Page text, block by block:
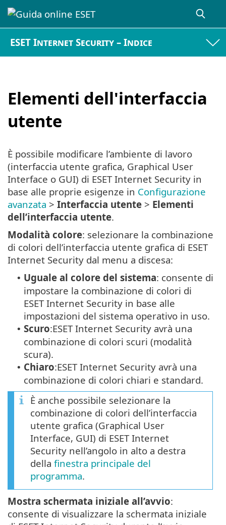
ESET Internet Security – Indice
Elementi dell'interfaccia
utente
È possibile modificare l’ambiente di lavoro
(interfaccia utente grafica, Graphical User
Interface o GUI) di ESET Internet Security in
base alle proprie esigenze in Configurazione
avanzata > Interfaccia utente > Elementi
dell’interfaccia utente.
Modalità colore: selezionare la combinazione
di colori dell’interfaccia utente grafica di ESET
Internet Security dal menu a discesa:
• Uguale al colore del sistema: consente di
impostare la combinazione di colori di
ESET Internet Security in base alle
impostazioni del sistema operativo in uso.
• Scuro:ESET Internet Security avrà una
combinazione di colori scuri (modalità
scura).
• Chiaro:ESET Internet Security avrà una
combinazione di colori chiari e standard.
È anche possibile selezionare la
combinazione di colori dell’interfaccia
utente grafica (Graphical User
Interface, GUI) di ESET Internet
Security nell’angolo in alto a destra
della finestra principale del
programma.
Mostra schermata iniziale all’avvio:
consente di visualizzare la schermata iniziale